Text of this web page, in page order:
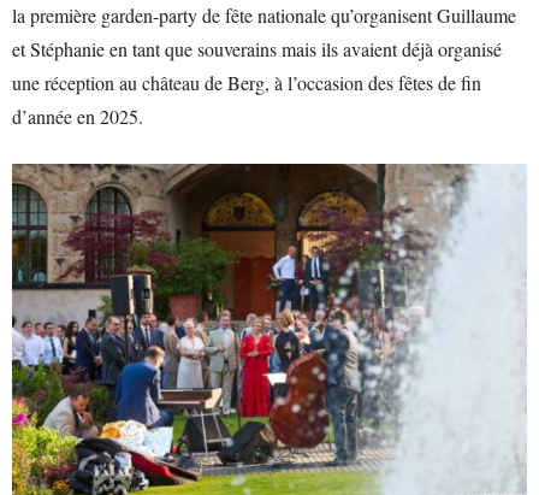
la première garden-party de fête nationale qu’organisent Guillaume
et Stéphanie en tant que souverains mais ils avaient déjà organisé
une réception au château de Berg, à l’occasion des fêtes de fin
d’année en 2025.